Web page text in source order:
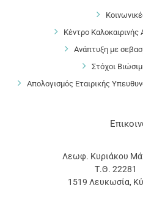
Κέντρο
Ανάπτυξη με
Στόχοι
Απολογισμός Εταιρικής
Λεωφ. Κυριάκου
Τ.Θ. 22281
1519 Λευκωσία,